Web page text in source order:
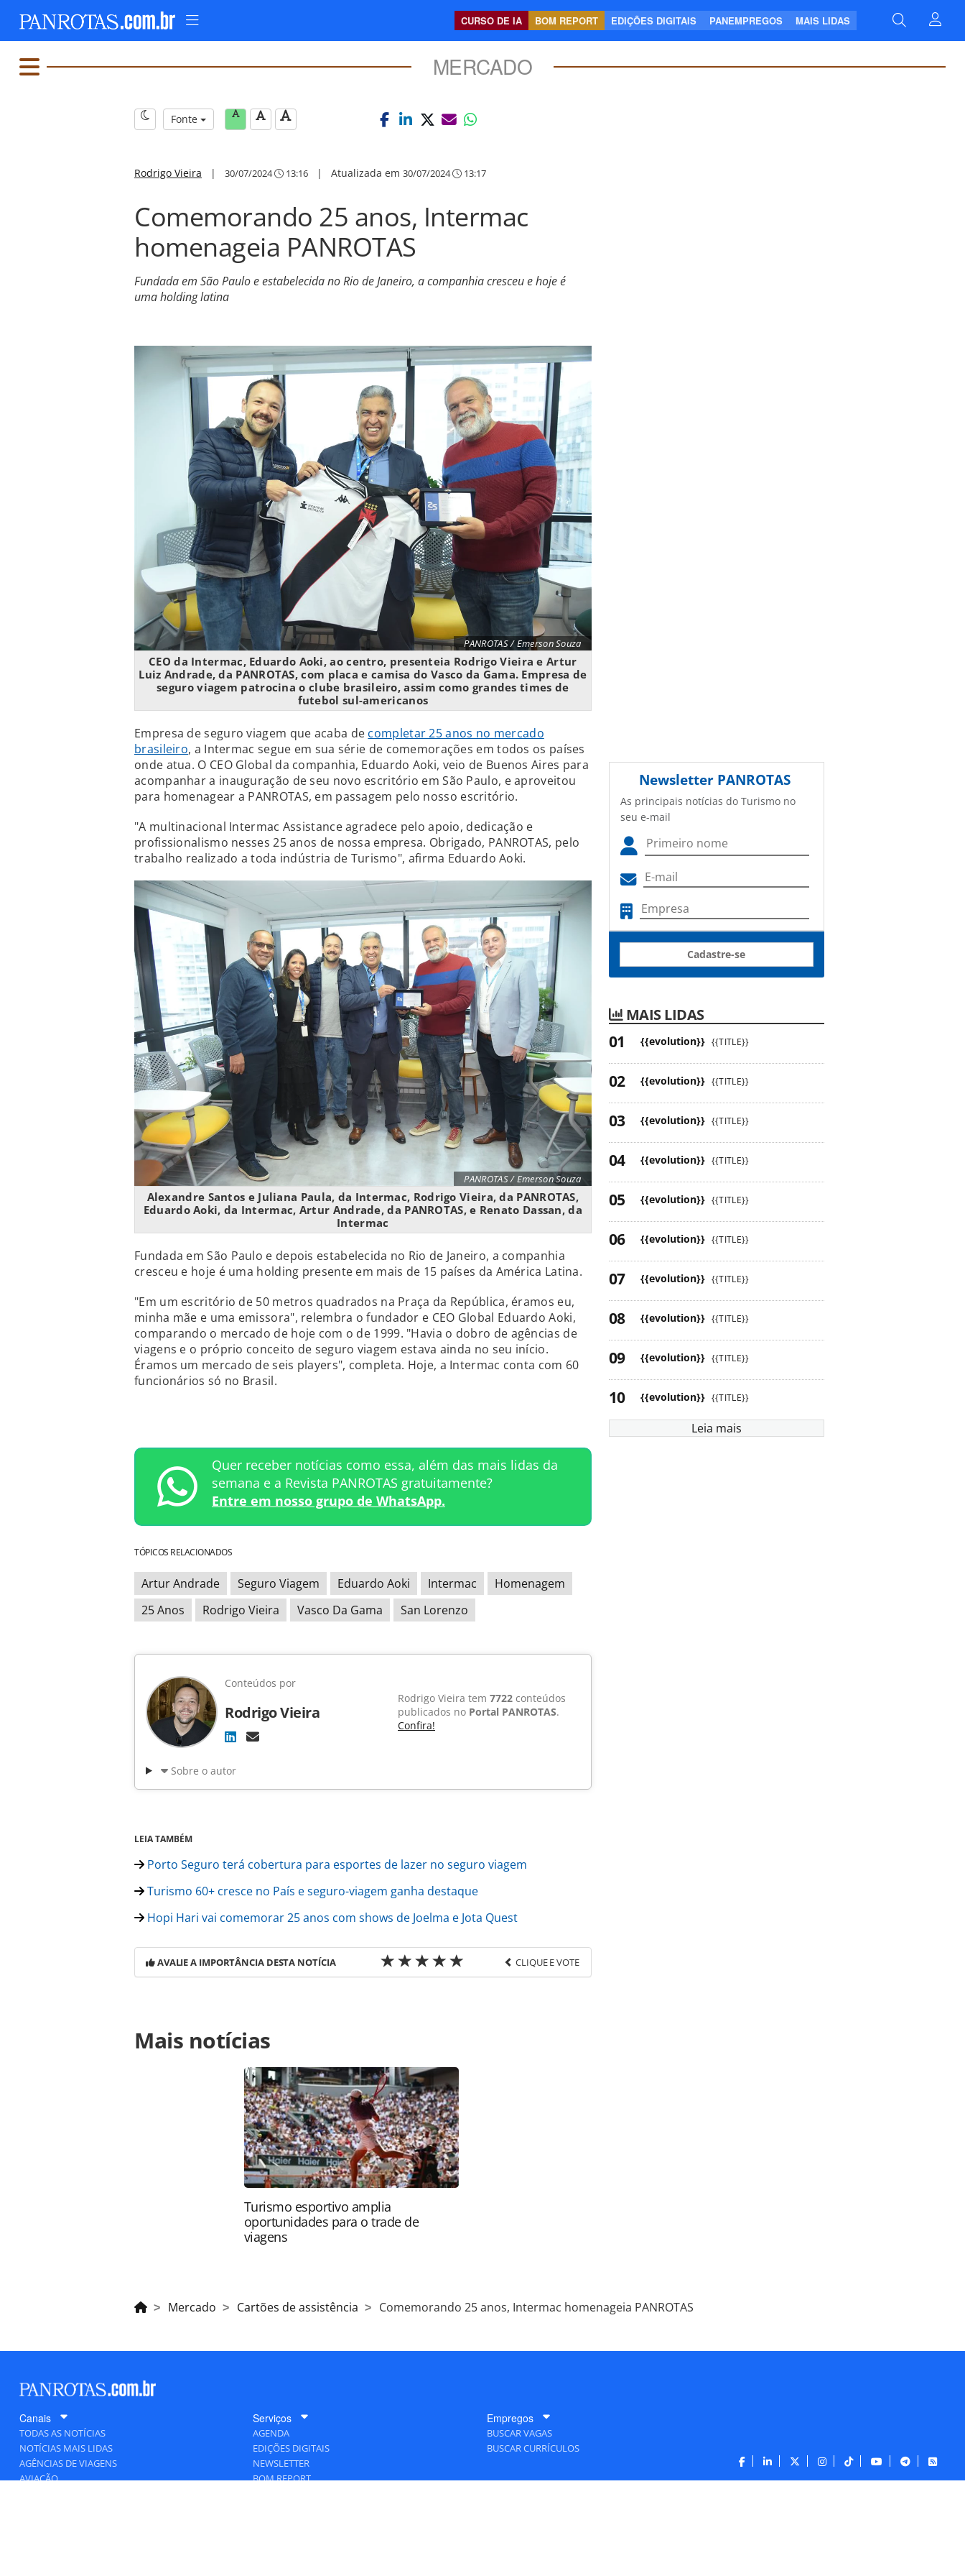
CURSO DE IA BOM REPORT EDIÇÕES DIGITAIS PANEMPREGOS MAIS LIDAS
MERCADO
Fonte
Rodrigo Vieira | 30/07/2024 13:16 | Atualizada em 30/07/2024 13:17
Comemorando 25 anos, Intermac
homenageia PANROTAS
Fundada em São Paulo e estabelecida no Rio de Janeiro, a companhia cresceu e hoje é
uma holding latina
PANROTAS / Emerson Souza
CEO da Intermac, Eduardo Aoki, ao centro, presenteia Rodrigo Vieira e Artur
Luiz Andrade, da PANROTAS, com placa e camisa do Vasco da Gama. Empresa de
seguro viagem patrocina o clube brasileiro, assim como grandes times de
futebol sul-americanos
Empresa de seguro viagem que acaba de completar 25 anos no mercado
brasileiro, a Intermac segue em sua série de comemorações em todos os países
onde atua. O CEO Global da companhia, Eduardo Aoki, veio de Buenos Aires para
acompanhar a inauguração de seu novo escritório em São Paulo, e aproveitou
para homenagear a PANROTAS, em passagem pelo nosso escritório.
"A multinacional Intermac Assistance agradece pelo apoio, dedicação e
profissionalismo nesses 25 anos de nossa empresa. Obrigado, PANROTAS, pelo
trabalho realizado a toda indústria de Turismo", afirma Eduardo Aoki.
PANROTAS / Emerson Souza
Alexandre Santos e Juliana Paula, da Intermac, Rodrigo Vieira, da PANROTAS,
Eduardo Aoki, da Intermac, Artur Andrade, da PANROTAS, e Renato Dassan, da
Intermac
Fundada em São Paulo e depois estabelecida no Rio de Janeiro, a companhia
cresceu e hoje é uma holding presente em mais de 15 países da América Latina.
"Em um escritório de 50 metros quadrados na Praça da República, éramos eu,
minha mãe e uma emissora", relembra o fundador e CEO Global Eduardo Aoki,
comparando o mercado de hoje com o de 1999. "Havia o dobro de agências de
viagens e o próprio conceito de seguro viagem estava ainda no seu início.
Éramos um mercado de seis players", completa. Hoje, a Intermac conta com 60
funcionários só no Brasil.
Quer receber notícias como essa, além das mais lidas da
semana e a Revista PANROTAS gratuitamente?
Entre em nosso grupo de WhatsApp.
TÓPICOS RELACIONADOS
Artur Andrade Seguro Viagem Eduardo Aoki Intermac
Homenagem
25 Anos
Rodrigo Vieira Vasco Da Gama San Lorenzo
Conteúdos por
Rodrigo Vieira
Rodrigo Vieira tem 7722 conteúdos
publicados no Portal PANROTAS.
Confira!
Sobre o autor
LEIA TAMBÉM
Porto Seguro terá cobertura para esportes de lazer no seguro viagem
Turismo 60+ cresce no País e seguro-viagem ganha destaque
Hopi Hari vai comemorar 25 anos com shows de Joelma e Jota Quest
AVALIE A IMPORTÂNCIA DESTA NOTÍCIA CLIQUE E VOTE
https://www.panrotas.com.br/mercado/cartoes-de-assistencia/2024/07/comemorando-
25-anos-intermac-homenageia-panrotas_207652.html ou as ferramentas oferecidas na
página. Todo o conteúdo produzido pela PANROTAS Editora é protegido pela legislação
brasileira sobre direito autoral. Não reproduza o conteúdo sem autorização da
PANROTAS Editora (copyright@panrotas.com.br).
Mais notícias
Turismo esportivo amplia
oportunidades para o trade de
viagens
Newsletter PANROTAS
As principais notícias do Turismo no
seu e-mail
Cadastre-se
MAIS LIDAS
{{evolution}} {{TITLE}}
{{evolution}} {{TITLE}}
{{evolution}} {{TITLE}}
{{evolution}} {{TITLE}}
{{evolution}} {{TITLE}}
{{evolution}} {{TITLE}}
{{evolution}} {{TITLE}}
{{evolution}} {{TITLE}}
{{evolution}} {{TITLE}}
{{evolution}} {{TITLE}}
Leia mais
Mercado Cartões de assistência Comemorando 25 anos, Intermac homenageia PANROTAS
Canais
TODAS AS NOTÍCIAS
NOTÍCIAS MAIS LIDAS
AGÊNCIAS DE VIAGENS
AVIAÇÃO
Serviços
AGENDA
EDIÇÕES DIGITAIS
NEWSLETTER
BOM REPORT
Empregos
BUSCAR VAGAS
BUSCAR CURRÍCULOS